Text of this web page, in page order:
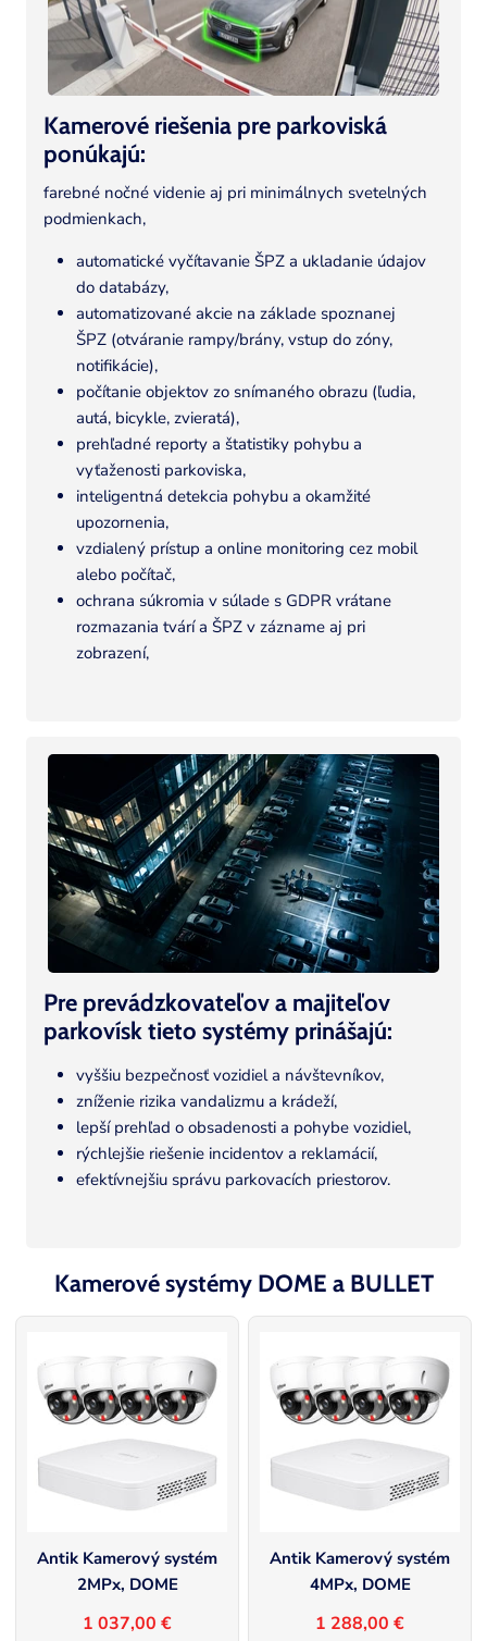
Kamerové riešenia pre parkoviská
ponúkajú:
farebné nočné videnie aj pri minimálnych svetelných
podmienkach,
automatické vyčítavanie ŠPZ a ukladanie údajov
do databázy,
automatizované akcie na základe spoznanej
ŠPZ (otváranie rampy/brány, vstup do zóny,
notifikácie),
počítanie objektov zo snímaného obrazu (ľudia,
autá, bicykle, zvieratá),
prehľadné reporty a štatistiky pohybu a
vyťaženosti parkoviska,
inteligentná detekcia pohybu a okamžité
upozornenia,
vzdialený prístup a online monitoring cez mobil
alebo počítač,
ochrana súkromia v súlade s GDPR vrátane
rozmazania tvárí a ŠPZ v zázname aj pri
zobrazení,
Pre prevádzkovateľov a majiteľov
parkovísk tieto systémy prinášajú:
vyššiu bezpečnosť vozidiel a návštevníkov,
zníženie rizika vandalizmu a krádeží,
lepší prehľad o obsadenosti a pohybe vozidiel,
rýchlejšie riešenie incidentov a reklamácií,
efektívnejšiu správu parkovacích priestorov.
Kamerové systémy DOME a BULLET
Antik Kamerový systém
2MPx, DOME
1 037,00 €
Antik Kamerový systém
4MPx, DOME
1 288,00 €